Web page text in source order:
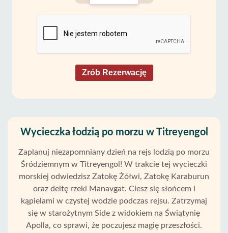
Zrób Rezerwację
Wycieczka łodzią po morzu w Titreyengol
Zaplanuj niezapomniany dzień na rejs lodzią po morzu
Śródziemnym w Titreyengol! W trakcie tej wycieczki
morskiej odwiedzisz Zatokę Żółwi, Zatokę Karaburun
oraz deltę rzeki Manavgat. Ciesz się słońcem i
kąpielami w czystej wodzie podczas rejsu. Zatrzymaj
się w starożytnym Side z widokiem na Świątynię
Apolla, co sprawi, że poczujesz magię przeszłości.